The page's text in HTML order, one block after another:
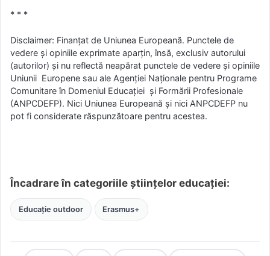
* * *
Disclaimer: Finanțat de Uniunea Europeană. Punctele de
vedere și opiniile exprimate aparțin, însă, exclusiv autorului
(autorilor) și nu reflectă neapărat punctele de vedere și opiniile
Uniunii Europene sau ale Agenției Naționale pentru Programe
Comunitare în Domeniul Educației și Formării Profesionale
(ANPCDEFP). Nici Uniunea Europeană și nici ANPCDEFP nu
pot fi considerate răspunzătoare pentru acestea.
Încadrare în categoriile științelor educației:
Educație outdoor Erasmus+